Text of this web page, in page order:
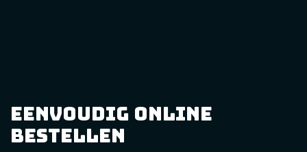
eenvoudig online
bestellen